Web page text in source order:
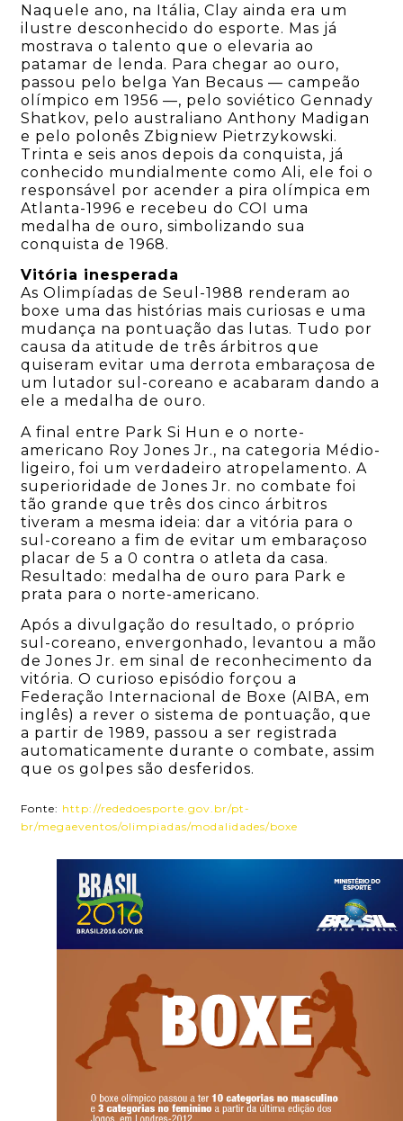
Naquele ano, na Itália, Clay ainda era um
ilustre desconhecido do esporte. Mas já
mostrava o talento que o elevaria ao
patamar de lenda. Para chegar ao ouro,
passou pelo belga Yan Becaus — campeão
olímpico em 1956 —, pelo soviético Gennady
Shatkov, pelo australiano Anthony Madigan
e pelo polonês Zbigniew Pietrzykowski.
Trinta e seis anos depois da conquista, já
conhecido mundialmente como Ali, ele foi o
responsável por acender a pira olímpica em
Atlanta-1996 e recebeu do COI uma
medalha de ouro, simbolizando sua
conquista de 1968.
Vitória inesperada
As Olimpíadas de Seul-1988 renderam ao
boxe uma das histórias mais curiosas e uma
mudança na pontuação das lutas. Tudo por
causa da atitude de três árbitros que
quiseram evitar uma derrota embaraçosa de
um lutador sul-coreano e acabaram dando a
ele a medalha de ouro.
A final entre Park Si Hun e o norte-
americano Roy Jones Jr., na categoria Médio-
ligeiro, foi um verdadeiro atropelamento. A
superioridade de Jones Jr. no combate foi
tão grande que três dos cinco árbitros
tiveram a mesma ideia: dar a vitória para o
sul-coreano a fim de evitar um embaraçoso
placar de 5 a 0 contra o atleta da casa.
Resultado: medalha de ouro para Park e
prata para o norte-americano.
Após a divulgação do resultado, o próprio
sul-coreano, envergonhado, levantou a mão
de Jones Jr. em sinal de reconhecimento da
vitória. O curioso episódio forçou a
Federação Internacional de Boxe (AIBA, em
inglês) a rever o sistema de pontuação, que
a partir de 1989, passou a ser registrada
automaticamente durante o combate, assim
que os golpes são desferidos.
Fonte: http://rededoesporte.gov.br/pt-
br/megaeventos/olimpiadas/modalidades/boxe